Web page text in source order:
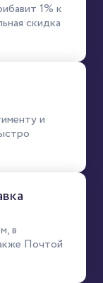
1% к
скидка
и
в
Почтой